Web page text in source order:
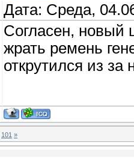
Дата: Среда,
Согласен, новый
жрать ремень
открутился из
101 »